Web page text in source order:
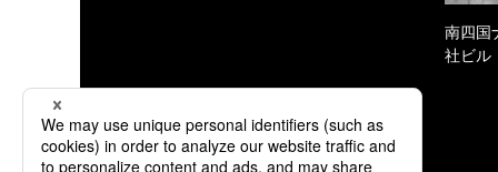
南四国
社ビル